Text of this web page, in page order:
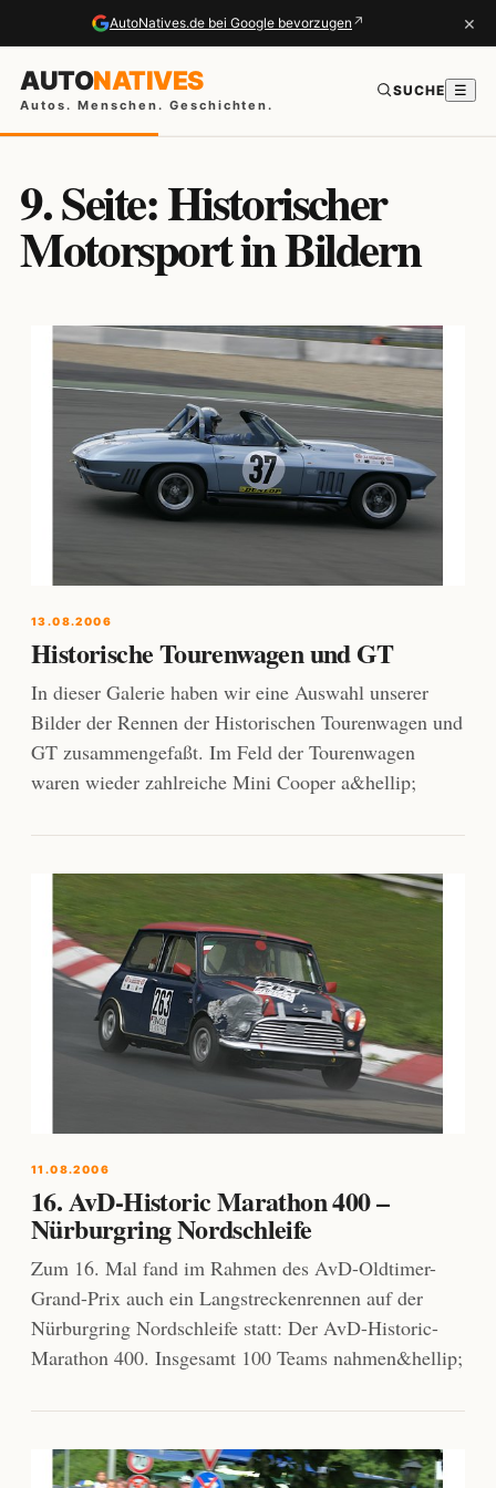
AutoNatives.de bei Google bevorzugen ↗ ×
AUTONATIVES
Autos. Menschen. Geschichten.
SUCHE ☰
9. Seite: Historischer
Motorsport in Bildern
13.08.2006
Historische Tourenwagen und GT
In dieser Galerie haben wir eine Auswahl unserer
Bilder der Rennen der Historischen Tourenwagen und
GT zusammengefaßt. Im Feld der Tourenwagen
waren wieder zahlreiche Mini Cooper a&hellip;
11.08.2006
16. AvD-Historic Marathon 400 –
Nürburgring Nordschleife
Zum 16. Mal fand im Rahmen des AvD-Oldtimer-
Grand-Prix auch ein Langstreckenrennen auf der
Nürburgring Nordschleife statt: Der AvD-Historic-
Marathon 400. Insgesamt 100 Teams nahmen&hellip;